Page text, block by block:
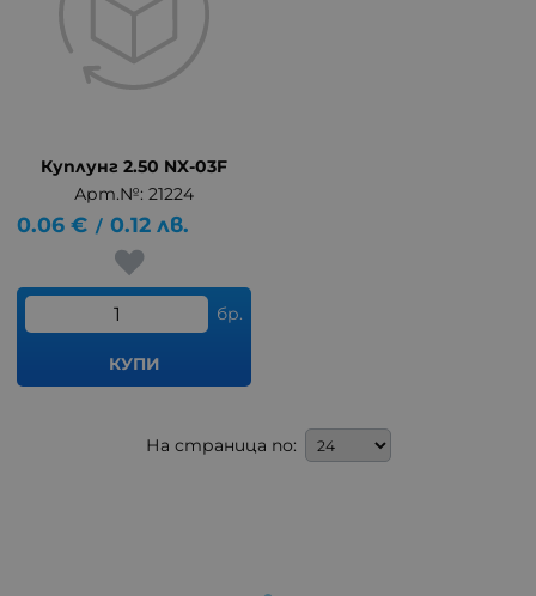
Куплунг 2.50 NX-03F
Арт.№: 21224
0.06 € / 0.12 лв.
бр.
КУПИ
На страница по: